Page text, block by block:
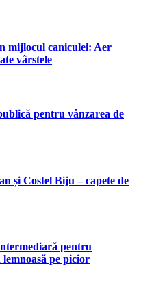
mijlocul caniculei: Aer
vârstele
pentru vânzarea de
și Costel Biju – capete de
pentru
lemnoasă pe picior